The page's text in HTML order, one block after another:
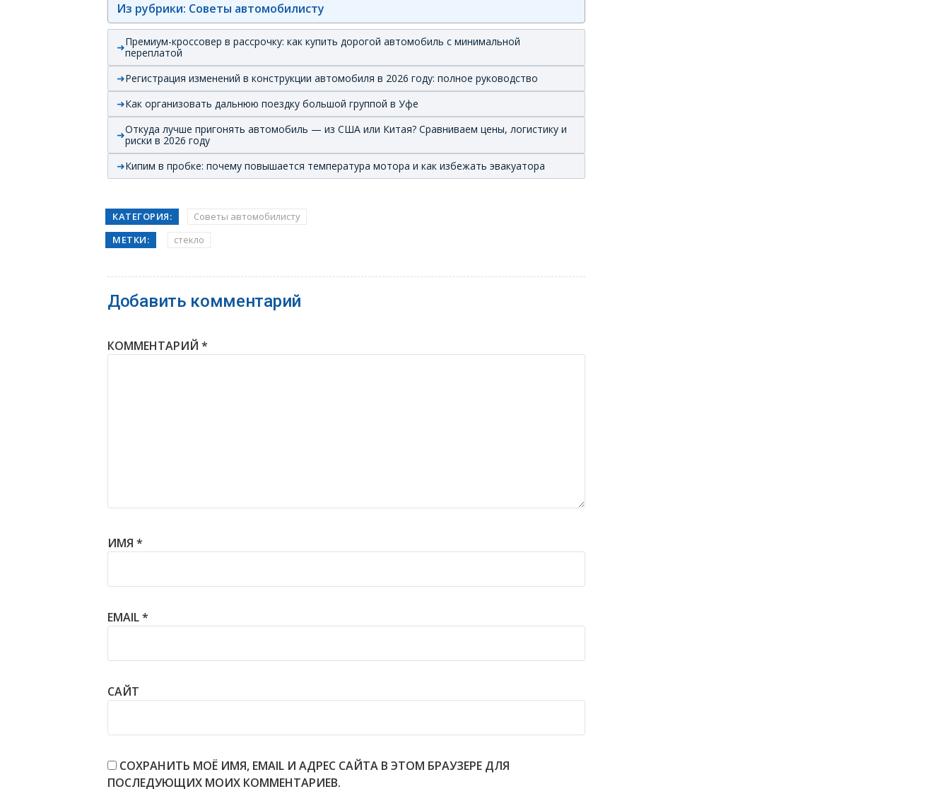
Из рубрики: Советы автомобилисту
Премиум-кроссовер в рассрочку: как купить дорогой автомобиль с минимальной
переплатой
Регистрация изменений в конструкции автомобиля в 2026 году: полное руководство
Как организовать дальнюю поездку большой группой в Уфе
Откуда лучше пригонять автомобиль — из США или Китая? Сравниваем цены, логистику и
риски в 2026 году
Кипим в пробке: почему повышается температура мотора и как избежать эвакуатора
КАТЕГОРИЯ:
Советы автомобилисту
МЕТКИ:
стекло
Добавить комментарий
КОММЕНТАРИЙ *
ИМЯ *
EMAIL*
САЙТ
СОХРАНИТЬ МОЁ ИМЯ, EMAIL И АДРЕС САЙТА В ЭТОМ БРАУЗЕРЕ ДЛЯ
ПОСЛЕДУЮЩИХ МОИХ КОММЕНТАРИЕВ.